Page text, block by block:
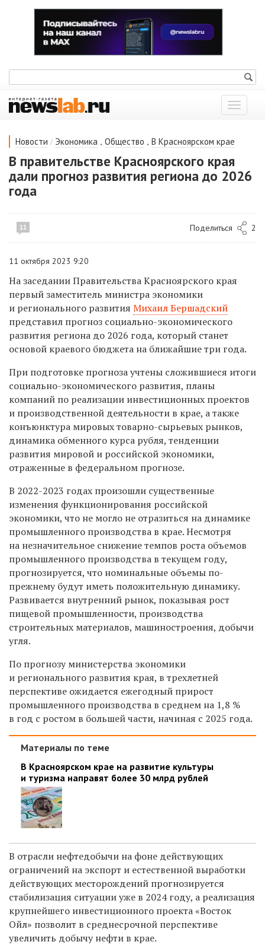
Показать
меню
Новости / Экономика , Общество , В Красноярском крае
В правительстве Красноярского края
дали прогноз развития региона до 2026
года
11 Поделиться 2
11 октября 2023 9:20
На заседании Правительства Красноярского края
первый заместитель министра экономики
и регионального развития Михаил Бершадский
представил прогноз социально-экономического
развития региона до 2026 года, который станет
основой краевого бюджета на ближайшие три года.
При подготовке прогноза учтены сложившиеся итоги
социально-экономического развития, планы
компаний по реализации инвестиционных проектов
и производственной деятельности в крае, а также
конъюнктура мировых товарно-сырьевых рынков,
динамика обменного курса рубля, тенденции
развития мировой и российской экономики,
отраженные в федеральном прогнозе.
В 2022-2023 годах произошли существенные
изменения функционирования российской
экономики, что не могло не отразиться на динамике
промышленного производства в крае. Несмотря
на незначительное снижение темпов роста объемов
промышленного производства в текущем году,
прогнозируется, что номинальные объемы по-
прежнему будут иметь положительную динамику.
Развивается внутренний рынок, показывая рост
пищевой промышленности, производства
строительных материалов, машиностроения, добычи
угля.
По прогнозу министерства экономики
и регионального развития края, в трехлетней
перспективе ожидается ежегодный прирост
промышленного производства в среднем на 1,8 %
в год с ростом в большей части, начиная с 2025 года.
Материалы по теме
В Красноярском крае на развитие культуры
и туризма направят более 30 млрд рублей
В отрасли нефтедобычи на фоне действующих
ограничений на экспорт и естественной выработки
действующих месторождений прогнозируется
стабилизация ситуации уже в 2024 году, а реализация
крупнейшего инвестиционного проекта «Восток
Ойл» позволит в среднесрочной перспективе
увеличить добычу нефти в крае.